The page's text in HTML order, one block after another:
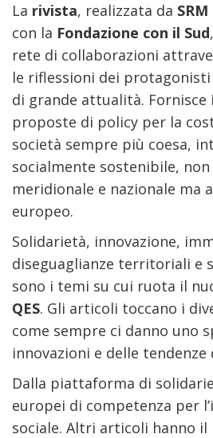
La rivista, realizzata da SRM
con la Fondazione con il Sud
rete di collaborazioni
le riflessioni dei protagonisti
di grande attualità.
proposte di policy per la
società sempre più coesa,
socialmente sostenibile,
meridionale e nazionale ma
europeo.
Solidarietà, innovazione,
diseguaglianze territoriali e
sono i temi su cui ruota il
QES. Gli articoli toccano i
come sempre ci danno uno
innovazioni e delle tendenze
Dalla piattaforma di
europei di competenza per
sociale. Altri articoli hanno